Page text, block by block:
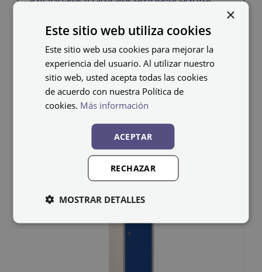
Productos relacionados
×
Este sitio web utiliza cookies
Este sitio web usa cookies para mejorar la
experiencia del usuario. Al utilizar nuestro
sitio web, usted acepta todas las cookies
de acuerdo con nuestra Política de
cookies. Más información
ACEPTAR
RECHAZAR
MOSTRAR DETALLES